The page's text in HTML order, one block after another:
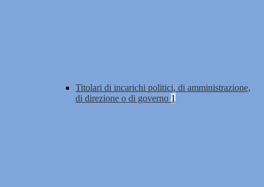
Titolari di incarichi politici, di amministrazione,
di direzione o di governo 1